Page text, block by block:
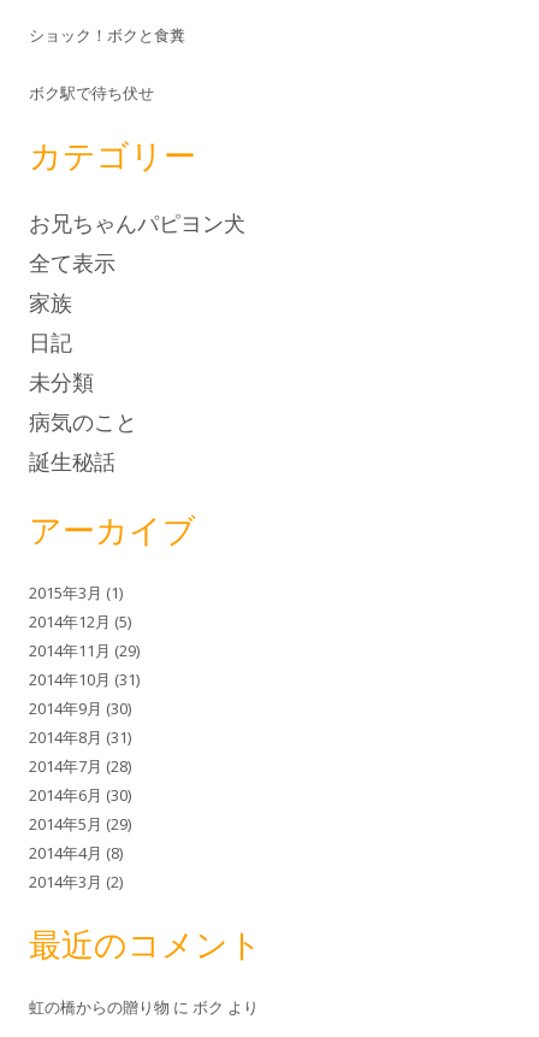
ショック！ボクと食糞
ボク駅で待ち伏せ
カテゴリー
お兄ちゃんパピヨン犬
全て表示
家族
日記
未分類
病気のこと
誕生秘話
アーカイブ
2015年3月 (1)
2014年12月 (5)
2014年11月 (29)
2014年10月 (31)
2014年9月 (30)
2014年8月 (31)
2014年7月 (28)
2014年6月 (30)
2014年5月 (29)
2014年4月 (8)
2014年3月 (2)
最近のコメント
虹の橋からの贈り物 に ボク より